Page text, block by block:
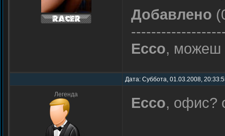
Добавлено
Ecco, можеш
Дата: Суббота, 01.03.2008,
Легенда Ecco, офис?